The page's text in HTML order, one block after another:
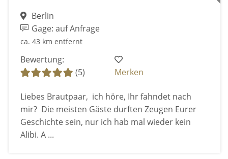
Berlin
Gage: auf Anfrage
ca. 43 km entfernt
Bewertung:
(5)
Merken
Liebes Brautpaar, ich höre, Ihr fahndet nach
mir? Die meisten Gäste durften Zeugen Eurer
Geschichte sein, nur ich hab mal wieder kein
Alibi. A ...